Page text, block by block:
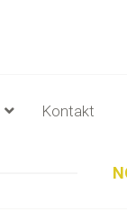
Kontakt